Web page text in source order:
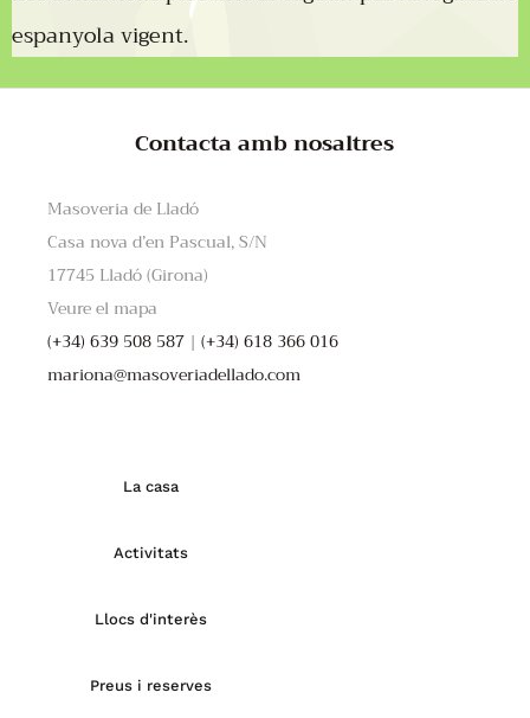
espanyola vigent.
Contacta amb nosaltres
Masoveria de Lladó
Casa nova d’en Pascual, S/N
17745 Lladó (Girona)
Veure el mapa
(+34) 639 508 587 | (+34) 618 366 016
mariona@masoveriadellado.com
La casa
Activitats
Llocs d'interès
Preus i reserves